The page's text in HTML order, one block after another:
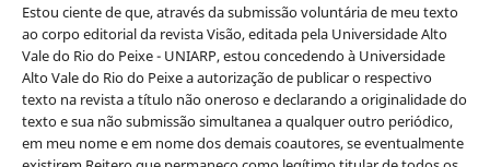
Estou ciente de que, através da submissão voluntária de meu texto
ao corpo editorial da revista Visão, editada pela Universidade Alto
Vale do Rio do Peixe - UNIARP, estou concedendo à Universidade
Alto Vale do Rio do Peixe a autorização de publicar o respectivo
texto na revista a título não oneroso e declarando a originalidade do
texto e sua não submissão simultanea a qualquer outro periódico,
em meu nome e em nome dos demais coautores, se eventualmente